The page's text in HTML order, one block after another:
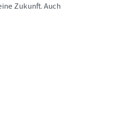
Zukunft. Auch